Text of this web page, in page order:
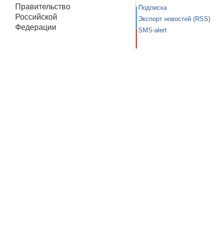
Правительство
Российской
Федерации
Подписка
Экспорт новостей (RSS)
SMS-alert